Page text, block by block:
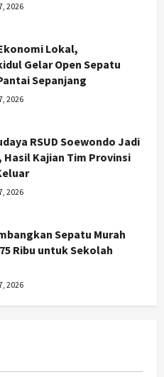
Lokal,
Gelar Open Sepatu
Sepanjang
2026
RSUD Soewondo Jadi
Kajian Tim Provinsi
2026
Sepatu Murah
Ribu untuk Sekolah
2026
ke-703 Jadi
Kemajuan, Ini Pesan Ali